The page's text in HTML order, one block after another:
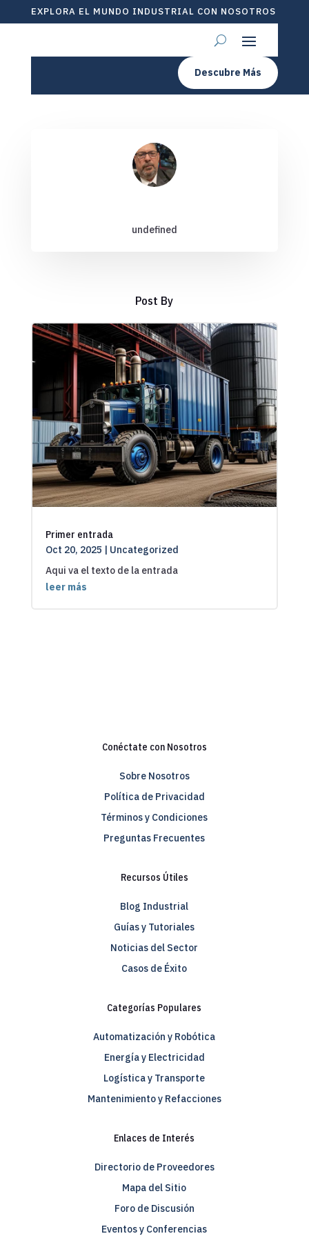
EXPLORA EL MUNDO INDUSTRIAL CON NOSOTROS
Descubre Más
undefined
Post By
Primer entrada
Oct 20, 2025 | Uncategorized
Aqui va el texto de la entrada
leer más
Conéctate con Nosotros
Sobre Nosotros
Política de Privacidad
Términos y Condiciones
Preguntas Frecuentes
Recursos Útiles
Blog Industrial
Guías y Tutoriales
Noticias del Sector
Casos de Éxito
Categorías Populares
Automatización y Robótica
Energía y Electricidad
Logística y Transporte
Mantenimiento y Refacciones
Enlaces de Interés
Directorio de Proveedores
Mapa del Sitio
Foro de Discusión
Eventos y Conferencias